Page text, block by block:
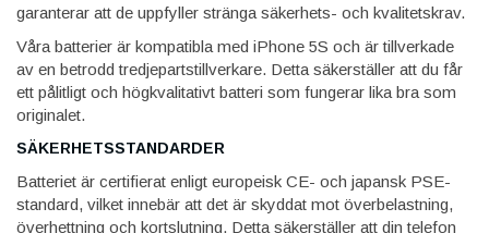
garanterar att de uppfyller stränga säkerhets- och kvalitetskrav.
Våra batterier är kompatibla med iPhone 5S och är tillverkade
av en betrodd tredjepartstillverkare. Detta säkerställer att du får
ett pålitligt och högkvalitativt batteri som fungerar lika bra som
originalet.
SÄKERHETSSTANDARDER
Batteriet är certifierat enligt europeisk CE- och japansk PSE-
standard, vilket innebär att det är skyddat mot överbelastning,
överhettning och kortslutning. Detta säkerställer att din telefon